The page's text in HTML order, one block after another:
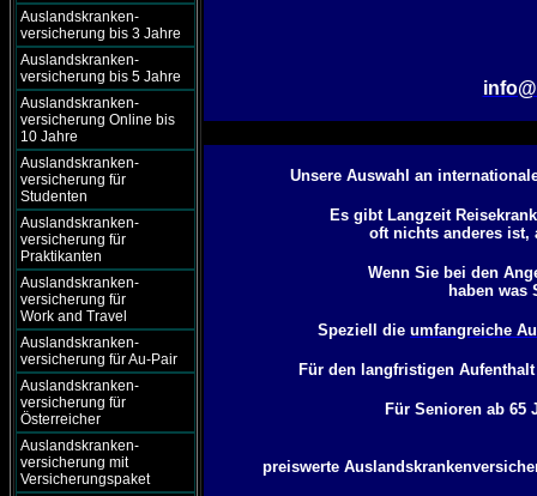
Auslandskranken-
versicherung bis 3 Jahre
Auslandskranken-
versicherung bis 5 Jahre
Auslandskranken-
versicherung Online bis
10 Jahre
Auslandskranken-
versicherung für
Studenten
Auslandskranken-
versicherung für
Praktikanten
Auslandskranken-
versicherung für
Work and Travel
Auslandskranken-
versicherung für Au-Pair
Auslandskranken-
versicherung für
Österreicher
Auslandskranken-
versicherung mit
Versicherungspaket
Unsere Auswahl an
Es gibt Langzeit
oft nichts anderes ist,
Wenn Sie bei den
haben was
Speziell die umfangreiche
Für den langfristigen
Für Senioren ab
preiswerte